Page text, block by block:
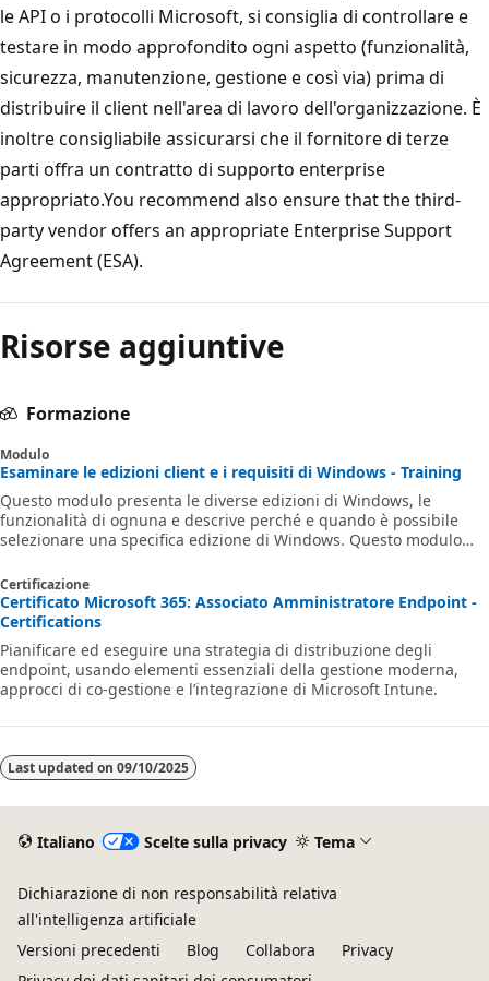
le API o i protocolli Microsoft, si consiglia di controllare e
testare in modo approfondito ogni aspetto (funzionalità,
sicurezza, manutenzione, gestione e così via) prima di
distribuire il client nell'area di lavoro dell'organizzazione. È
inoltre consigliabile assicurarsi che il fornitore di terze
parti offra un contratto di supporto enterprise
appropriato.You recommend also ensure that the third-
party vendor offers an appropriate Enterprise Support
Agreement (ESA).
Risorse aggiuntive
Formazione
Modulo
Esaminare le edizioni client e i requisiti di Windows - Training
Questo modulo presenta le diverse edizioni di Windows, le
funzionalità di ognuna e descrive perché e quando è possibile
selezionare una specifica edizione di Windows. Questo modulo
Certificazione
Certificato Microsoft 365: Associato Amministratore Endpoint -
Certifications
Pianificare ed eseguire una strategia di distribuzione degli
endpoint, usando elementi essenziali della gestione moderna,
approcci di co-gestione e l’integrazione di Microsoft Intune.
Last updated on 09/10/2025
Italiano Scelte sulla privacy Tema
Dichiarazione di non responsabilità relativa
all'intelligenza artificiale
Versioni precedenti
Blog Collabora
Privacy